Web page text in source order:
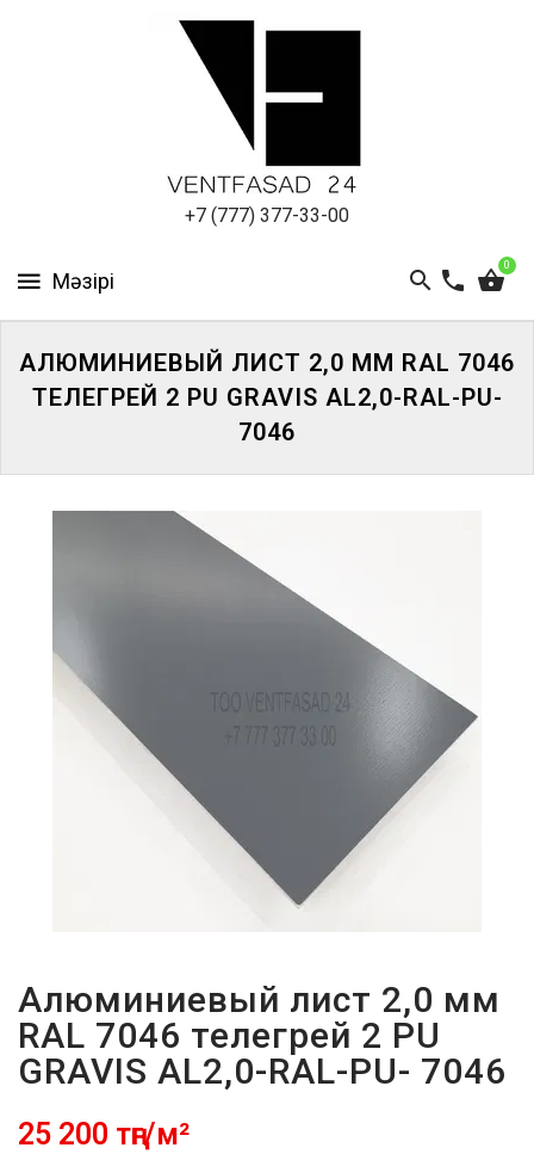
+7 (777) 377-33-00
0
ПАНЕЛИ
ПРОЕКТИРОВАНИЕ
АЛЮМИНИЕВЫЙ ЛИСТ 2,0 ММ RAL 7046
ТЕЛЕГРЕЙ 2 PU GRAVIS AL2,0-RAL-PU-
7046
Алюминиевый лист 2,0 мм
RAL 7046 телегрей 2 PU
GRAVIS AL2,0-RAL-PU- 7046
25 200 тңг/м²